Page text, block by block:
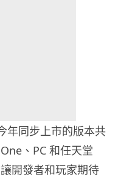
年同步上市的版本共
、PC 和任天堂
開發者和玩家期待